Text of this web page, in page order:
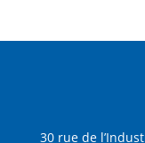
30 rue de